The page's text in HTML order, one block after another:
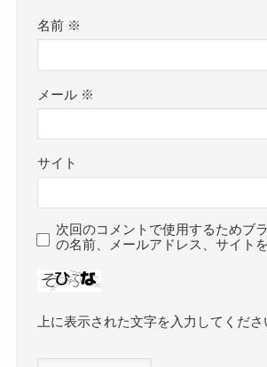
名前 ※
メール ※
サイト
次回のコメントで使用するためブ
の名前、メールアドレス、サイト
上に表示された文字を入力してくださ